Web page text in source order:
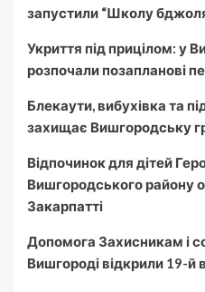
запустили “Школу
Укриття під прицілом: у
розпочали позапланові
Блекаути, вибухівка та
захищає Вишгородську
Відпочинок для дітей
Вишгородського району
Закарпатті
Допомога Захисникам і
Вишгороді відкрили 19-й